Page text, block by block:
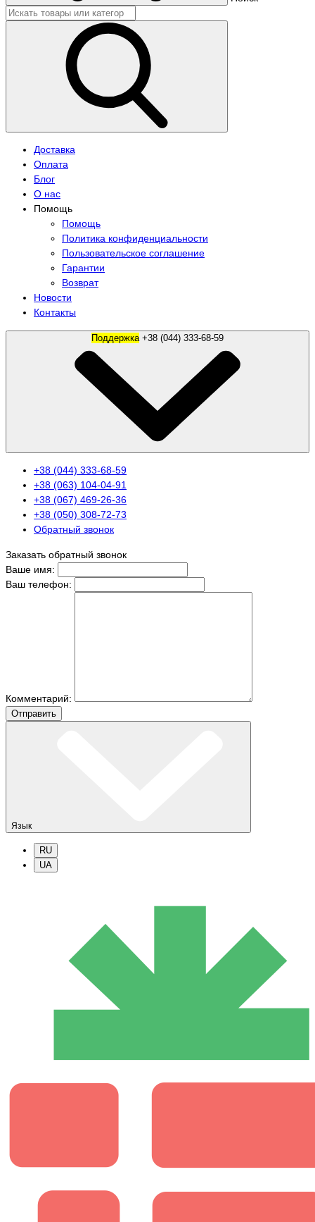
Доставка
Оплата
Блог
О нас
Помощь
Помощь
Политика конфиденциальности
Пользовательское соглашение
Гарантии
Возврат
Новости
Контакты
Поддержка
+38 (044) 333-68-59
+38 (063) 104-04-91
+38 (067) 469-26-36
+38 (050) 308-72-73
Обратный звонок
Заказать обратный звонок
Ваше имя:
Ваш телефон:
Комментарий:
Отправить
Язык
RU
UA